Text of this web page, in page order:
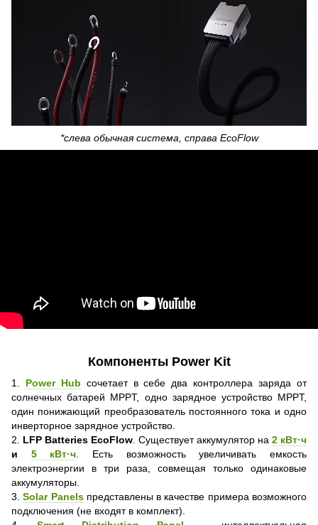
*слева обычная система, справа EcoFlow
Компоненты Power Kit
1. Power Hub сочетает в себе два контроллера заряда от
солнечных батарей MPPT, одно зарядное устройство MPPT,
один понижающий преобразователь постоянного тока и одно
инверторное зарядное устройство.
2. LFP Batteries EcoFlow . Существует аккумулятор на 2 кВт·ч
и 5 кВт·ч . Есть возможность увеличивать емкость
электроэнергии в три раза, совмещая только одинаковые
аккумуляторы.
3.Solar Panelsпредставлены в качестве примера возможного
подключения (не входят в комплект).